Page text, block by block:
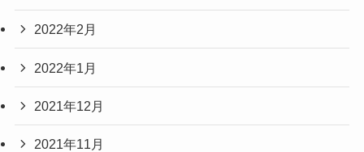
2022年2月
2022年1月
2021年12月
2021年11月